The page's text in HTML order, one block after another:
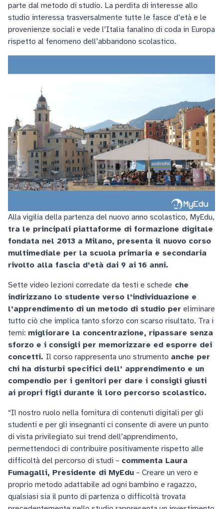
parte dal metodo di studio. La perdita di interesse allo
studio interessa trasversalmente tutte le fasce d’età e le
provenienze sociali e vede l’Italia fanalino di coda in Europa
rispetto al fenomeno dell’abbandono scolastico.
Alla vigilia della partenza del nuovo anno scolastico, MyEdu,
tra le principali piattaforme di formazione digitale
fondata nel 2013 a Milano, presenta il nuovo corso
multimediale per la scuola primaria e secondaria
rivolto alla fascia d’età dai 9 ai 16 anni.
Sette video lezioni corredate da testi e schede che
indirizzano lo studente verso l’individuazione e
l’apprendimento di un metodo di studio per eliminare
tutto ciò che implica tanto sforzo con scarso risultato. Tra i
temi: migliorare la concentrazione, ripassare senza
sforzo e i consigli per memorizzare ed esporre dei
concetti. Il corso rappresenta uno strumento anche per
chi ha disturbi specifici dell’ apprendimento e un
compendio per i genitori per dare i consigli giusti
ai propri figli durante il loro percorso scolastico.
“Il nostro ruolo nella fornitura di contenuti digitali per gli
studenti e per gli insegnanti ci consente di avere un punto
di vista privilegiato sui trend dell’apprendimento,
permettendoci di contribuire positivamente rispetto alle
difficoltà del percorso di studi – commenta Laura
Fumagalli, Presidente di MyEdu – Creare un vero e
proprio metodo adattabile ad ogni bambino e ragazzo,
qualsiasi sia il punto di partenza o difficoltà trovata